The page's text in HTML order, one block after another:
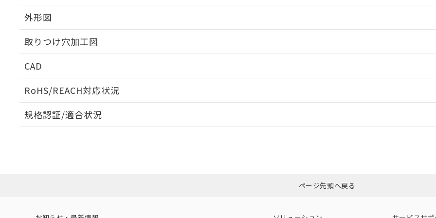
外形図
取りつけ穴加工図
CAD
RoHS/REACH対応状況
EU RoHS 注意事項・凡例
ダウンロードはこちら
規格認証/適合状況
ページ先頭へ戻る